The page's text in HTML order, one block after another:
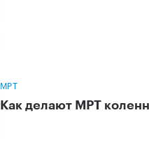
МРТ
Как делают МРТ